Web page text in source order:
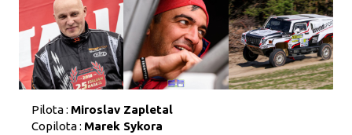
Pilota : Miroslav Zapletal
Copilota : Marek Sykora